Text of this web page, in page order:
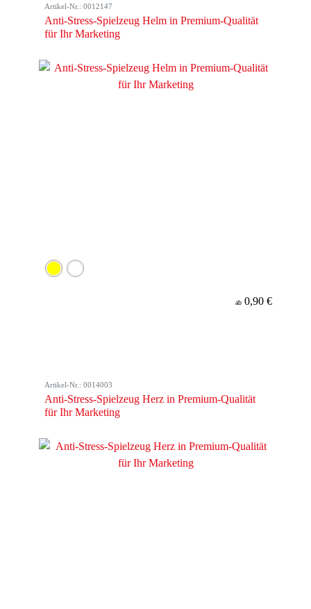
Artikel-Nr.: 0012147
Anti-Stress-Spielzeug Helm in Premium-Qualität
für Ihr Marketing
ab 0,90 €
Artikel-Nr.: 0014003
Anti-Stress-Spielzeug Herz in Premium-Qualität
für Ihr Marketing